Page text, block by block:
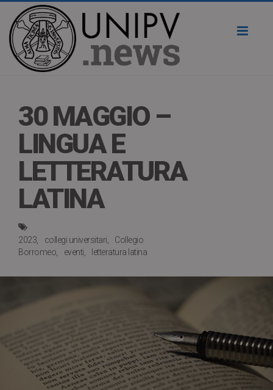
30 MAGGIO –
LINGUA E
LETTERATURA
LATINA
2023 collegi universitari
Collegio
Borromeo
eventi letteratura latina